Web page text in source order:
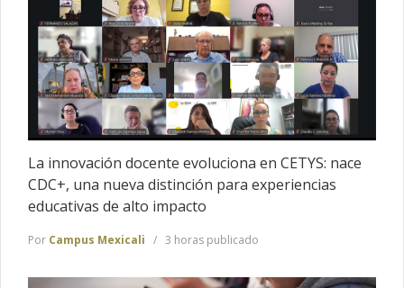
La innovación docente evoluciona en CETYS: nace
CDC+, una nueva distinción para experiencias
educativas de alto impacto
Por Campus Mexicali 3 horas publicado